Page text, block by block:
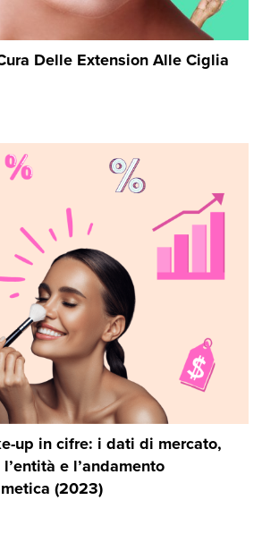
Delle Extension Alle Ciglia
up in cifre: i dati di mercato,
e l’andamento
(2023)